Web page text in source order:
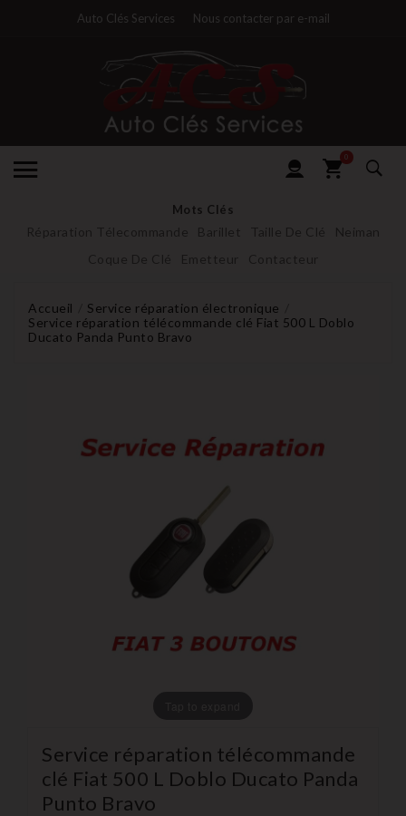
Auto Clés Services Nous contacter par e-mail
0
Mots Clés
Réparation Télecommande Barillet Taille De Clé
Neiman
Coque De Clé
Emetteur Contacteur
Accueil
Service réparation électronique
Service réparation télécommande clé Fiat 500 L Doblo
Ducato Panda Punto Bravo
Service réparation télécommande
clé Fiat 500 L Doblo Ducato Panda
Punto Bravo